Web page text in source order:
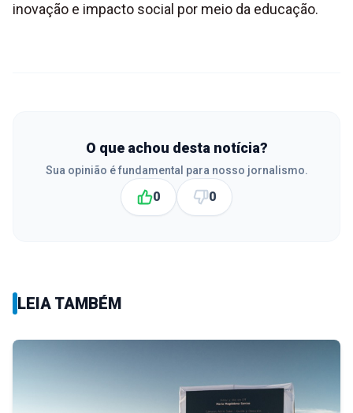
inovação e impacto social por meio da educação.
O que achou desta notícia?
Sua opinião é fundamental para nosso jornalismo.
0 0
LEIA TAMBÉM